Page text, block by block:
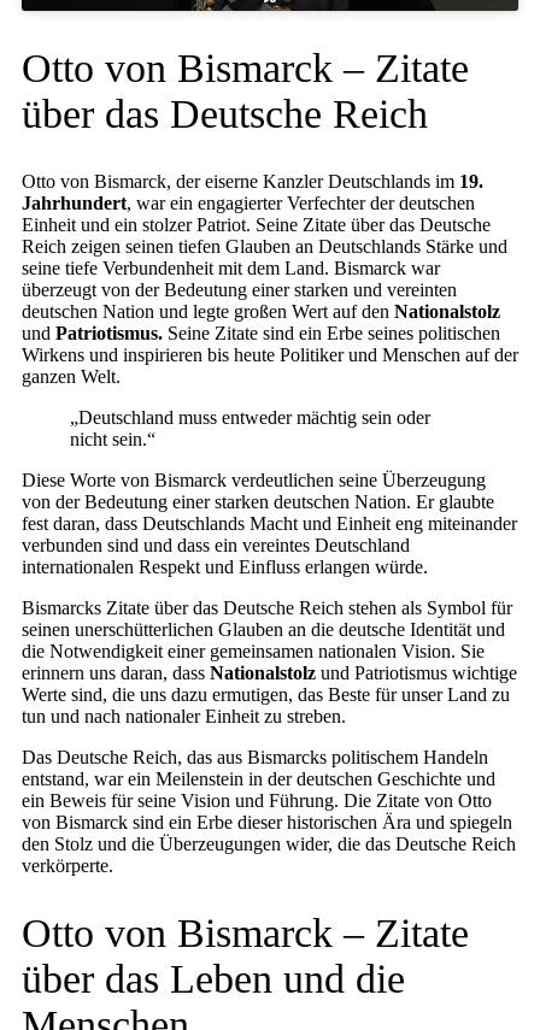
Otto von Bismarck – Zitate
über das Deutsche Reich
Otto von Bismarck, der eiserne Kanzler Deutschlands im 19.
Jahrhundert, war ein engagierter Verfechter der deutschen
Einheit und ein stolzer Patriot. Seine Zitate über das Deutsche
Reich zeigen seinen tiefen Glauben an Deutschlands Stärke und
seine tiefe Verbundenheit mit dem Land. Bismarck war
überzeugt von der Bedeutung einer starken und vereinten
deutschen Nation und legte großen Wert auf den Nationalstolz
und Patriotismus. Seine Zitate sind ein Erbe seines politischen
Wirkens und inspirieren bis heute Politiker und Menschen auf der
ganzen Welt.
„Deutschland muss entweder mächtig sein oder
nicht sein.“
Diese Worte von Bismarck verdeutlichen seine Überzeugung
von der Bedeutung einer starken deutschen Nation. Er glaubte
fest daran, dass Deutschlands Macht und Einheit eng miteinander
verbunden sind und dass ein vereintes Deutschland
internationalen Respekt und Einfluss erlangen würde.
Bismarcks Zitate über das Deutsche Reich stehen als Symbol für
seinen unerschütterlichen Glauben an die deutsche Identität und
die Notwendigkeit einer gemeinsamen nationalen Vision. Sie
erinnern uns daran, dass Nationalstolz und Patriotismus wichtige
Werte sind, die uns dazu ermutigen, das Beste für unser Land zu
tun und nach nationaler Einheit zu streben.
Das Deutsche Reich, das aus Bismarcks politischem Handeln
entstand, war ein Meilenstein in der deutschen Geschichte und
ein Beweis für seine Vision und Führung. Die Zitate von Otto
von Bismarck sind ein Erbe dieser historischen Ära und spiegeln
den Stolz und die Überzeugungen wider, die das Deutsche Reich
verkörperte.
Otto von Bismarck – Zitate
über das Leben und die